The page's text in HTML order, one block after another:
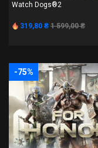
Watch Dogs®2
319,80 ₴ 1 599,00 ₴
-75%